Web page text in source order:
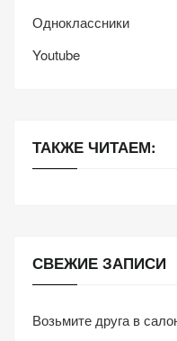
Одноклассники
Youtube
ТАКЖЕ ЧИТАЕМ:
СВЕЖИЕ ЗАПИСИ
Возьмите друга в